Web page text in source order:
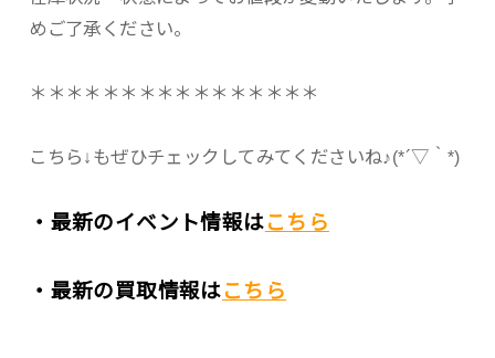
めご了承ください。
＊＊＊＊＊＊＊＊＊＊＊＊＊＊＊＊
こちら↓もぜひチェックしてみてくださいね♪(*´▽｀*)
・最新のイベント情報はこちら
・最新の買取情報はこちら